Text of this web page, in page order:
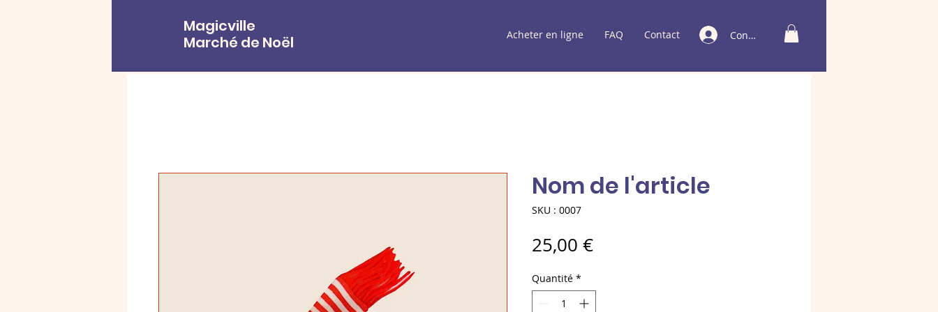
Magicville
Marché de Noël
Acheter en ligne FAQ Contact Connexion
Nom de l'article
SKU : 0007
25,00 €Prix
Quantité *